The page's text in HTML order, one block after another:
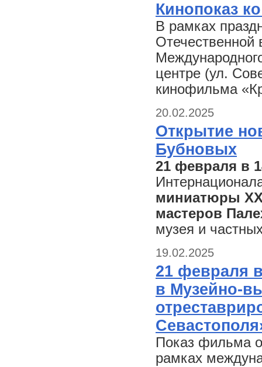
Кинопоказ
В рамках
Отечественной
центре (ул.
кинофильма
20.02.2025
Открытие
Бубновых
21 февраля в
миниатюры
мастеров
музея и
19.02.2025
21 февраля
в Музейно-
Показ фильма
рамках